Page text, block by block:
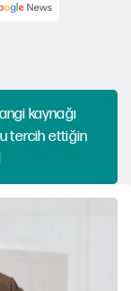
kaynağı
tercih ettiğin